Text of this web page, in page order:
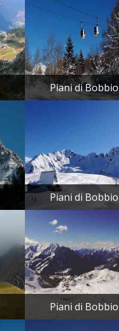
Piani di Bobbio
Piani di Bobbio
Piani di Bobbio